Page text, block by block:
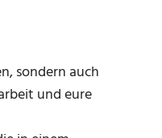
sondern auch
und eure